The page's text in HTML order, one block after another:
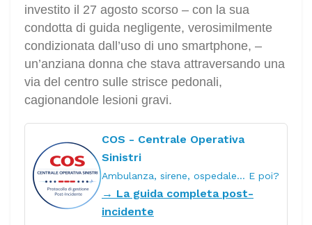
investito il 27 agosto scorso – con la sua
condotta di guida negligente, verosimilmente
condizionata dall’uso di uno smartphone, –
un’anziana donna che stava attraversando una
via del centro sulle strisce pedonali,
cagionandole lesioni gravi.
COS - Centrale Operativa
Sinistri
Ambulanza, sirene, ospedale… E poi?
→ La guida completa post-
incidente